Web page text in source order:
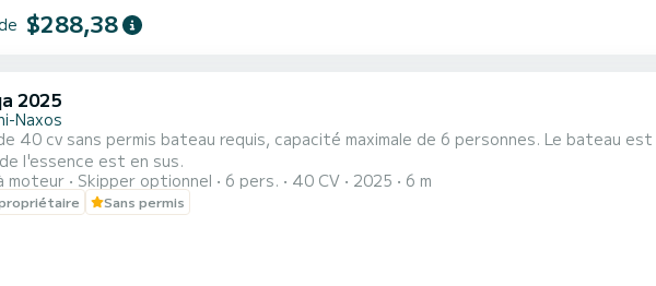
$288,38
2025
Naxos
40 cv sans permis bateau requis, capacité maximale de 6 personnes. Le bateau
l'essence est en sus.
moteur
Skipper optionnel 6 pers. 40 CV 2025 6 m
Sans permis